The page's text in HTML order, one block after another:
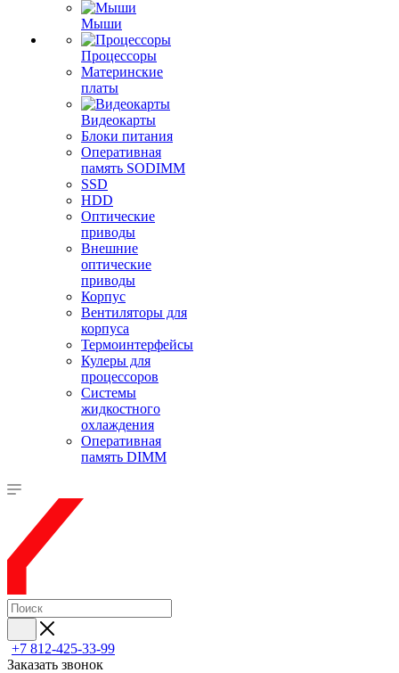
Мыши
Процессоры
Материнские
платы
Видеокарты
Блоки питания
Оперативная
память SODIMM
SSD
HDD
Оптические
приводы
Внешние
оптические
приводы
Корпус
Вентиляторы для
корпуса
Термоинтерфейсы
Кулеры для
процессоров
Системы
жидкостного
охлаждения
Оперативная
память DIMM
+7 812-425-33-99
Заказать звонок